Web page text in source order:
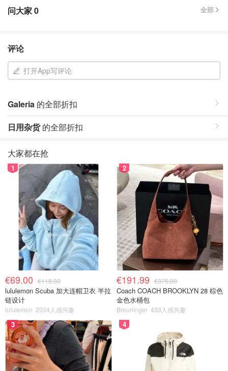
问大家0 全部
评论
打开App写评论
Galeria 的全部折扣
日用杂货的全部折扣
大家都在抢
1
€69.00 €118.00
lululemon Scuba 加大连帽卫衣 半拉
链设计
lululemon 2034人感兴趣
2
€191.99 €375.00
Coach COACH BROOKLYN 28 棕色
金色水桶包
Breuninger 433人感兴趣
3 4